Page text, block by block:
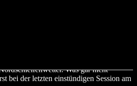
Was gar nicht
bei der letzten einstündigen Session am